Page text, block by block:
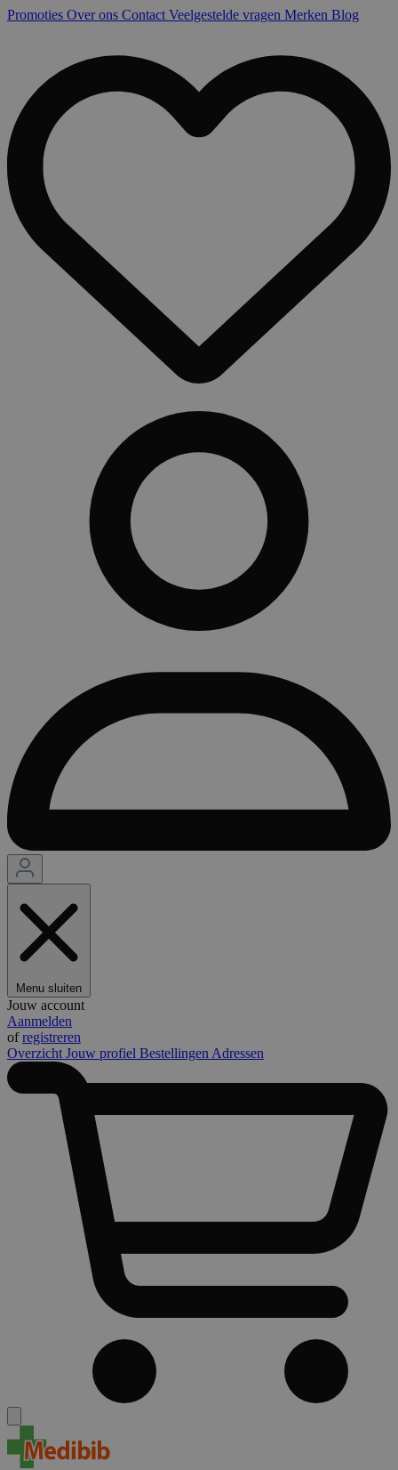
Promoties Over ons Contact Veelgestelde vragen Merken Blog
Menu sluiten
Jouw account
Aanmelden
ofregistreren
Overzicht Jouw profiel Bestellingen Adressen